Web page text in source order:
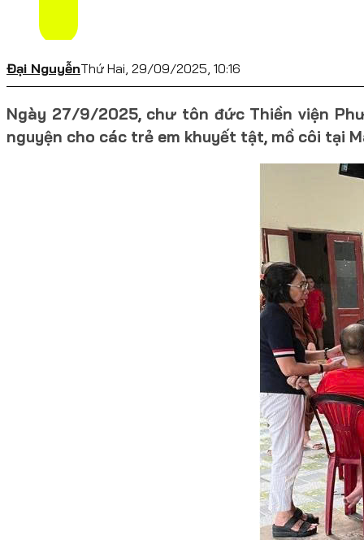
Đại NguyễnThứ Hai, 29/09/2025, 10:16
Ngày 27/9/2025, chư tôn đức Thiền viện
nguyện cho các trẻ em khuyết tật, mồ côi tại